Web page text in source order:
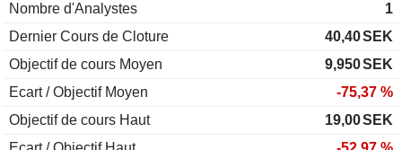
Nombre d'Analystes
1
Dernier Cours de Cloture
40,40SEK
Objectif de cours Moyen
9,950SEK
Ecart / Objectif Moyen
-75,37 %
Objectif de cours Haut
19,00SEK